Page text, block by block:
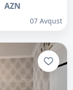
AZN
07 Avqust